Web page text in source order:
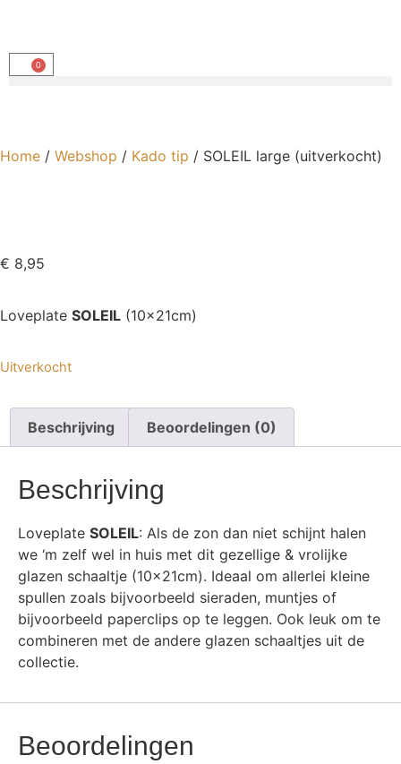
0
Home / Webshop / Kado tip / SOLEIL large (uitverkocht)
€ 8,95
Loveplate SOLEIL (10x21cm)
Uitverkocht
Beschrijving Beoordelingen (0)
Beschrijving
Loveplate SOLEIL: Als de zon dan niet schijnt halen
we ‘m zelf wel in huis met dit gezellige & vrolijke
glazen schaaltje (10x21cm). Ideaal om allerlei kleine
spullen zoals bijvoorbeeld sieraden, muntjes of
bijvoorbeeld paperclips op te leggen. Ook leuk om te
combineren met de andere glazen schaaltjes uit de
collectie.
Beoordelingen